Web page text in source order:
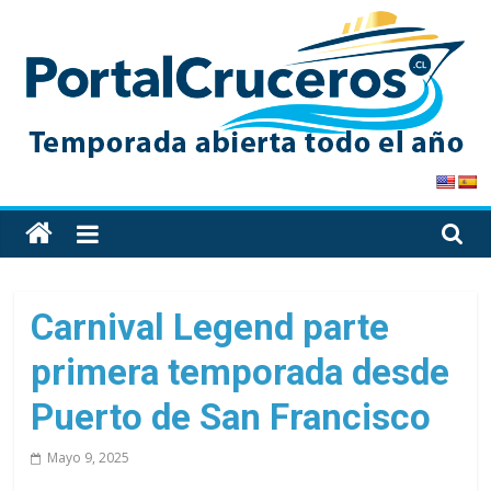
content
PortalCruceros
Toda
la
de
cruceros
en
un
solo
Carnival Legend parte
primera temporada desde
Puerto de San Francisco
Mayo 9, 2025